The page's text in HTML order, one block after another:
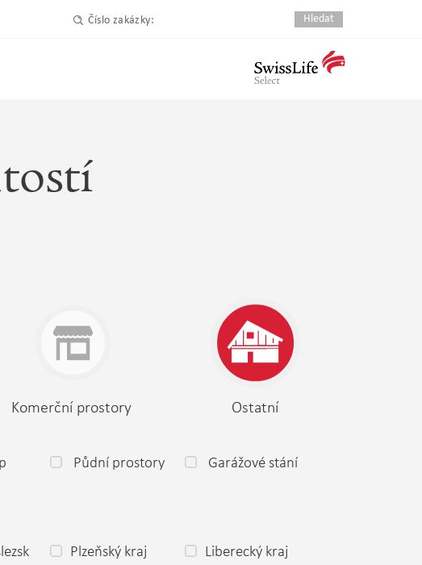
Číslo zakázky:
Komerční prostory Ostatní
Půdní prostory
Garážové stání
Plzeňský kraj Liberecký kraj